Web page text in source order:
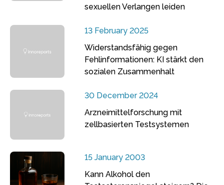
sexuellen Verlangen leiden
13 February 2025
Widerstandsfähig gegen
Fehlinformationen: KI stärkt den
sozialen Zusammenhalt
30 December 2024
Arzneimittelforschung mit
zellbasierten Testsystemen
15 January 2003
Kann Alkohol den